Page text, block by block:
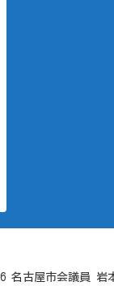
名古屋市会議員 岩